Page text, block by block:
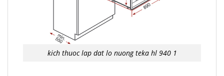
kich thuoc lap dat lo nuong teka hl 940 1